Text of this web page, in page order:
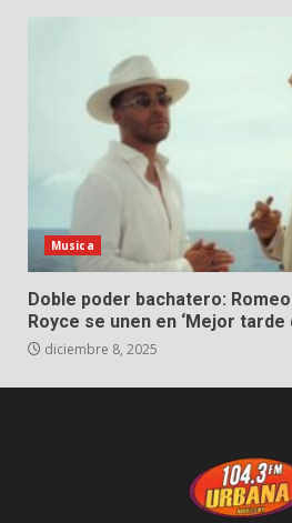
Musica
Doble poder bachatero:
Royce se unen en ‘Mejor tarde
diciembre 8, 2025